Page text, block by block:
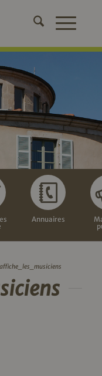
Annuaires
affiche_les_musiciens